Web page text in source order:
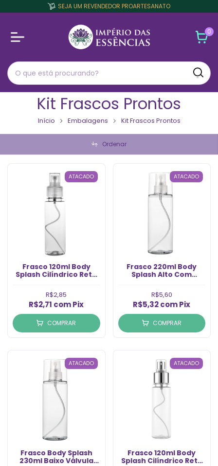
SEJA UM REVENDEDOR PROARTESANATO
0
Kit Frascos Prontos
Início Embalagens Kit Frascos Prontos
Ordenar
ATACADO
Frasco 120ml Body
Splash Cilíndrico Reto
Natural Rosca 28 (Un)
R$2,85
R$2,71 comPix
COMPRAR
ATACADO
Frasco 220ml Body
Splash Alto Com
24/410 (Un)
R$5,60
R$5,32comPix
COMPRAR
ATACADO
Frasco Body Splash
230ml Baixo Válvula
ATACADO
Frasco 120ml Body
Splash Cilíndrico Reto